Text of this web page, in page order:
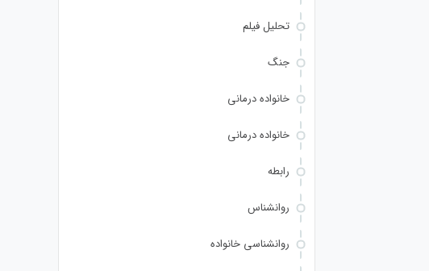
تحلیل فیلم
جنگ
خانواده درمانی
خانواده درمانی
رابطه
روانشناس
روانشناسی خانواده